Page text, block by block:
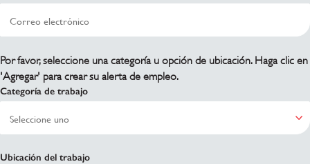
Por favor, seleccione una categoría u opción de ubicación. Haga clic en
'Agregar' para crear su alerta de empleo.
Categoría de trabajo
Ubicación del trabajo